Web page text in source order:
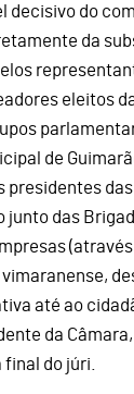
decisivo do
da
eleitos
de
presidentes
junto das
até ao
da
do júri.